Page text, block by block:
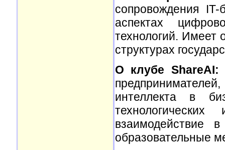
сопровождения
аспектах
технологий. Имеет
структурах
О клубе ShareAI:
интеллекта в
взаимодействие
образовательные